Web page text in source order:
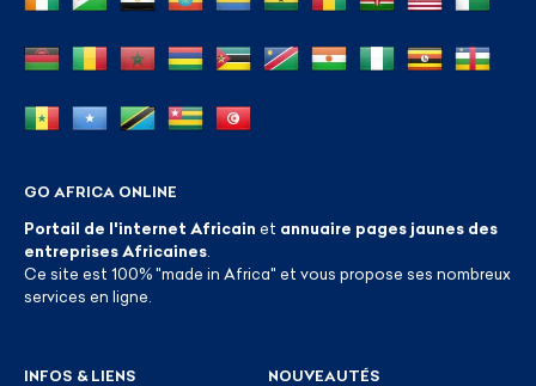
GO AFRICA ONLINE
Portail de l'internet Africain et annuaire pages jaunes des
entreprises Africaines
Ce site est 100% "made in Africa" et vous propose ses nombreux
services en ligne.
INFOS & LIENS NOUVEAUTÉS